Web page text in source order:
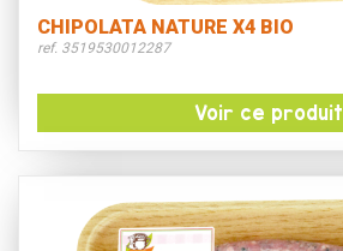
CHIPOLATA NATURE X4 BIO
ref. 3519530012287
Voir ce produit